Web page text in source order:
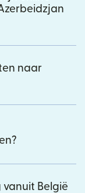
naar
vanuit België